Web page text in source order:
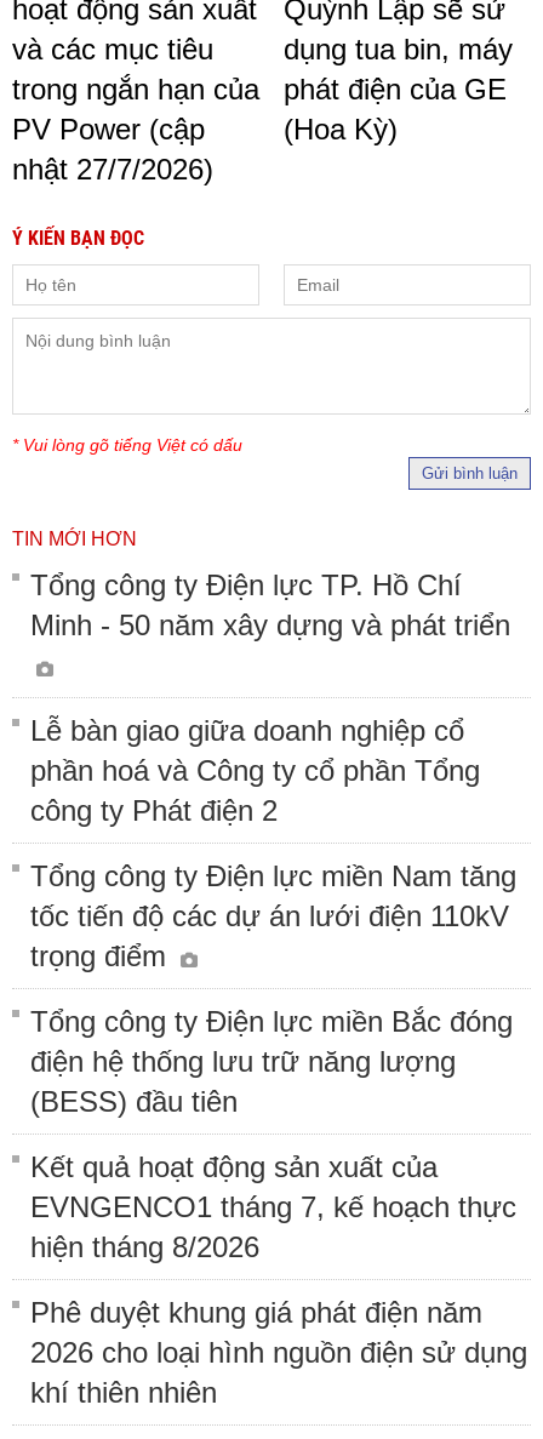
hoạt động sản xuất
và các mục tiêu
trong ngắn hạn của
PV Power (cập
nhật 27/7/2026)
Quỳnh Lập sẽ sử
dụng tua bin, máy
phát điện của GE
(Hoa Kỳ)
Ý KIẾN BẠN ĐỌC
* Vui lòng gõ tiếng Việt có dấu
Gửi bình luận
TIN MỚI HƠN
Tổng công ty Điện lực TP. Hồ Chí
Minh - 50 năm xây dựng và phát triển
Lễ bàn giao giữa doanh nghiệp cổ
phần hoá và Công ty cổ phần Tổng
công ty Phát điện 2
Tổng công ty Điện lực miền Nam tăng
tốc tiến độ các dự án lưới điện 110kV
trọng điểm
Tổng công ty Điện lực miền Bắc đóng
điện hệ thống lưu trữ năng lượng
(BESS) đầu tiên
Kết quả hoạt động sản xuất của
EVNGENCO1 tháng 7, kế hoạch thực
hiện tháng 8/2026
Phê duyệt khung giá phát điện năm
2026 cho loại hình nguồn điện sử dụng
khí thiên nhiên